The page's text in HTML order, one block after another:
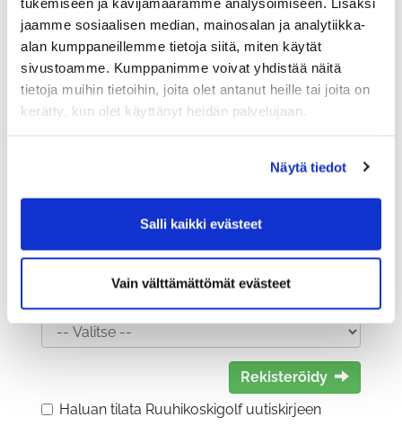
jaamme sosiaalisen median, mainosalan ja analytiikka-
alan kumppaneillemme tietoja siitä, miten käytät
sivustoamme. Kumppanimme voivat yhdistää näitä
tietoja muihin tietoihin, joita olet antanut heille tai joita on
kerätty, kun olet käyttänyt heidän palvelujaan.
Näytä tiedot
Salli kaikki evästeet
Vain välttämättömät evästeet
Jäsennumero:
Lisätiedot
Sukupuoli:
Rekisteröidy
Haluan tilata Ruuhikoskigolf uutiskirjeen